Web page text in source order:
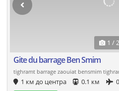
1 /
Gite du barrage Ben Smim
tighramt barrage zaouiat bensmim
1 км до центра 0.1 км